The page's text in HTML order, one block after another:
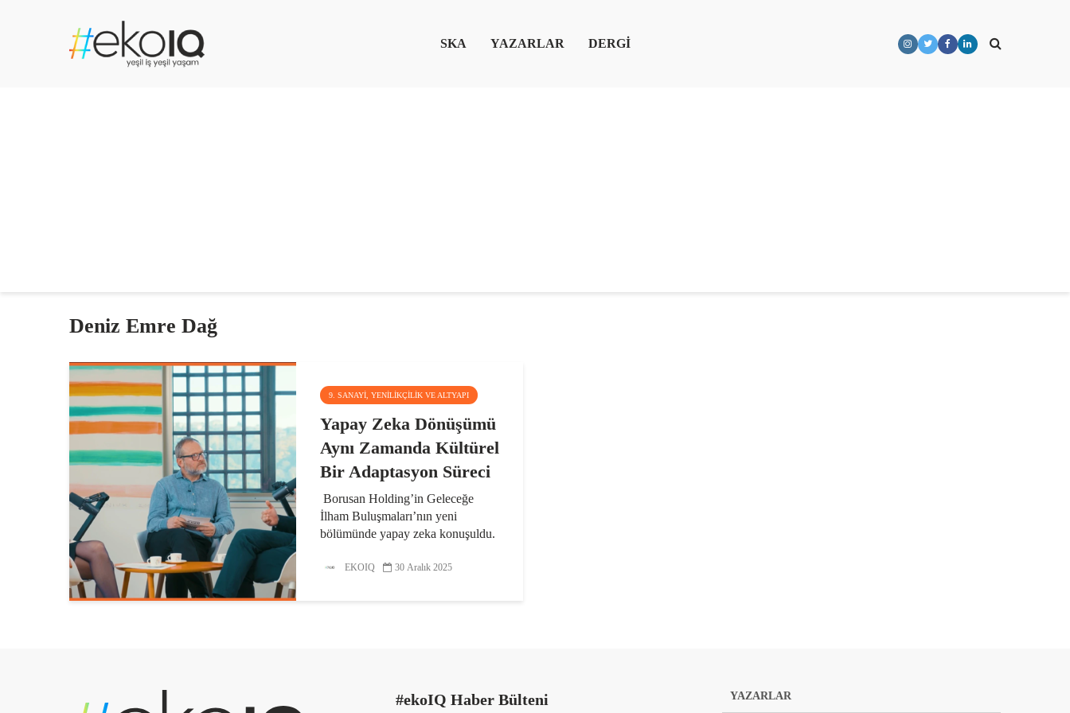
SKA YAZARLAR DERGİ
Deniz Emre Dağ
9. SANAYI, YENILIKÇILIK VE ALTYAPI
Yapay Zeka Dönüşümü
Aynı Zamanda Kültürel
Bir Adaptasyon Süreci
Borusan Holding’in Geleceğe
İlham Buluşmaları’nın yeni
bölümünde yapay zeka konuşuldu.
Geliştirme Genel Müdür Yardımcısı
EKOIQ 30 Aralık 2025
#ekoIQ Haber Bülteni YAZARLAR